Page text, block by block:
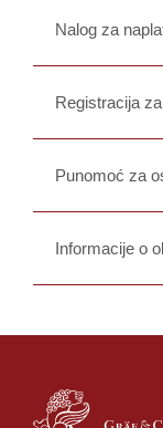
Nalog za
Registracija
Punomoć za
Informacije o